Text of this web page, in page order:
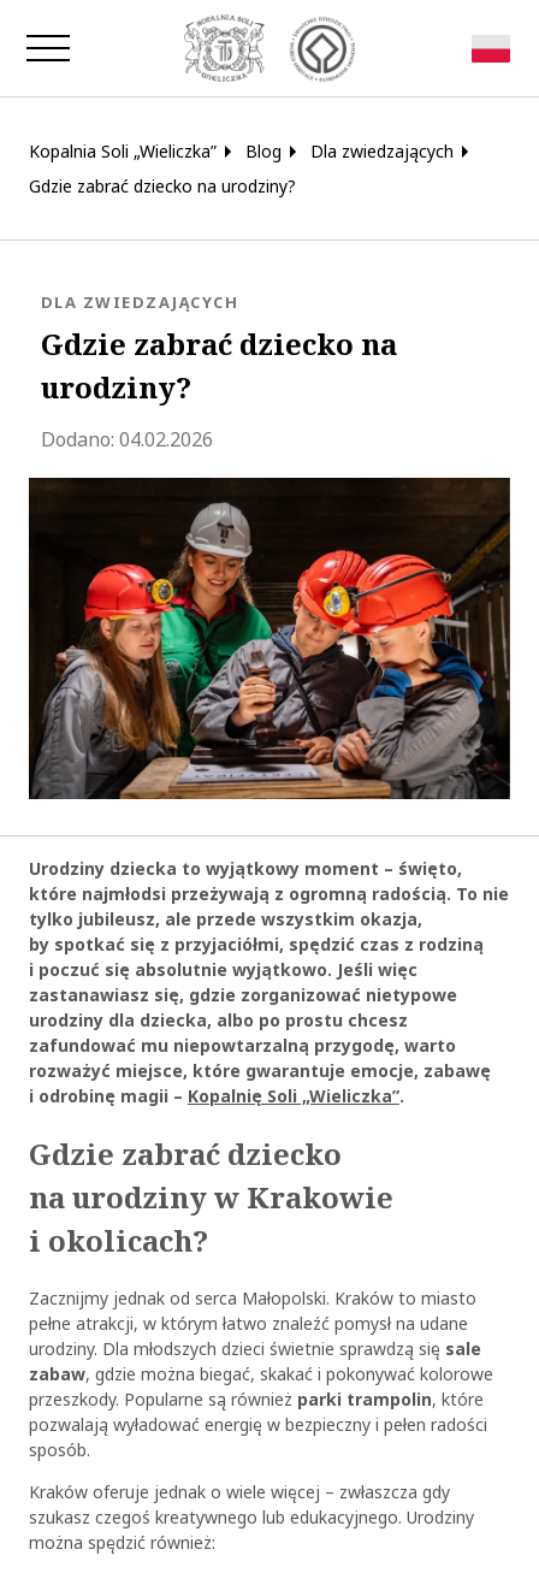
Zamknij okno
Kopalnia Soli „Wieliczka” Blog
Dla zwiedzających
Gdzie zabrać dziecko na urodziny?
Gdzie zabrać dziecko na
urodziny?
KATEGORIA:
DLA ZWIEDZAJĄCYCH
Dodano: 04.02.2026Zaktualizowano 2026-02-23 12:22:22
Urodziny dziecka to wyjątkowy moment – święto,
które najmłodsi przeżywają z ogromną radością. To nie
tylko jubileusz, ale przede wszystkim okazja,
by spotkać się z przyjaciółmi, spędzić czas z rodziną
i poczuć się absolutnie wyjątkowo. Jeśli więc
zastanawiasz się, gdzie zorganizować nietypowe
urodziny dla dziecka, albo po prostu chcesz
zafundować mu niepowtarzalną przygodę, warto
rozważyć miejsce, które gwarantuje emocje, zabawę
i odrobinę magii – Kopalnię Soli „Wieliczka”.
Gdzie zabrać dziecko
na urodziny w Krakowie
i okolicach?
Zacznijmy jednak od serca Małopolski. Kraków to miasto
pełne atrakcji, w którym łatwo znaleźć pomysł na udane
urodziny. Dla młodszych dzieci świetnie sprawdzą się sale
zabaw, gdzie można biegać, skakać i pokonywać kolorowe
przeszkody. Popularne są również parki trampolin, które
pozwalają wyładować energię w bezpieczny i pełen radości
sposób.
Kraków oferuje jednak o wiele więcej – zwłaszcza gdy
szukasz czegoś kreatywnego lub edukacyjnego. Urodziny
można spędzić również: